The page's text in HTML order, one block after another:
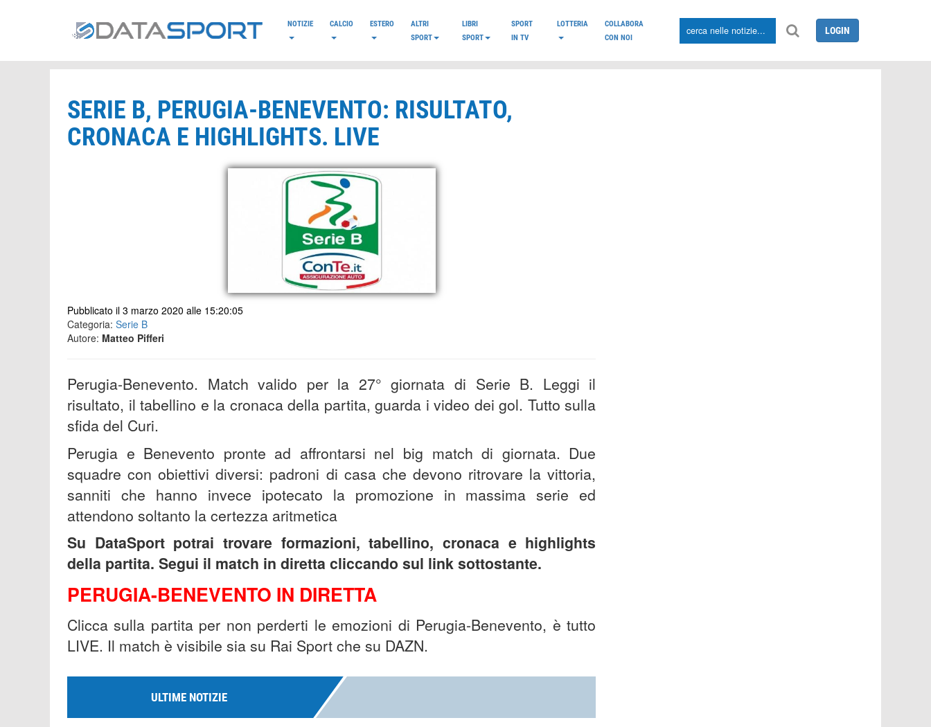
NOTIZIE CALCIO ESTERO
ALTRI
SPORT
LIBRI
SPORT
SPORT
IN TV
LOTTERIA
COLLABORA
CON NOI
LOGIN
SERIE B, PERUGIA-BENEVENTO: RISULTATO,
CRONACA E HIGHLIGHTS. LIVE
Pubblicato il 3 marzo 2020 alle 15:20:05
Categoria: Serie B
Autore: Matteo Pifferi
Perugia-Benevento. Match valido per la 27° giornata di Serie B. Leggi il
risultato, il tabellino e la cronaca della partita, guarda i video dei gol. Tutto sulla
sfida del Curi.
Perugia e Benevento pronte ad affrontarsi nel big match di giornata. Due
squadre con obiettivi diversi: padroni di casa che devono ritrovare la vittoria,
sanniti che hanno invece ipotecato la promozione in massima serie ed
attendono soltanto la certezza aritmetica
Su DataSport potrai trovare formazioni, tabellino, cronaca e highlights
della partita. Segui il match in diretta cliccando sul link sottostante.
PERUGIA-BENEVENTO IN DIRETTA
Clicca sulla partita per non perderti le emozioni di Perugia-Benevento, è tutto
LIVE. Il match è visibile sia su Rai Sport che su DAZN.
ULTIME NOTIZIE